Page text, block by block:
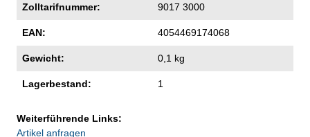
Zolltarifnummer: 9017 3000
EAN: 4054469174068
Gewicht: 0,1 kg
Lagerbestand: 1
Weiterführende Links:
Artikel anfragen